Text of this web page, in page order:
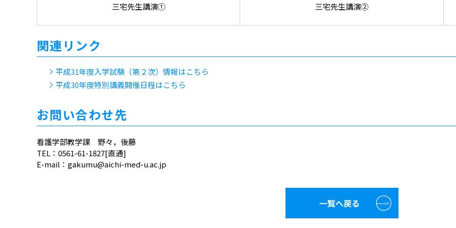
三宅先生講演① 三宅先生講演②
関連リンク
平成31年度入学試験（第２次）情報はこちら
平成30年度特別講義開催日程はこちら
お問い合わせ先
看護学部教学課 野々，後藤
TEL：0561-61-1827[直通]
E-mail：gakumu@aichi-med-u.ac.jp
一覧へ戻る